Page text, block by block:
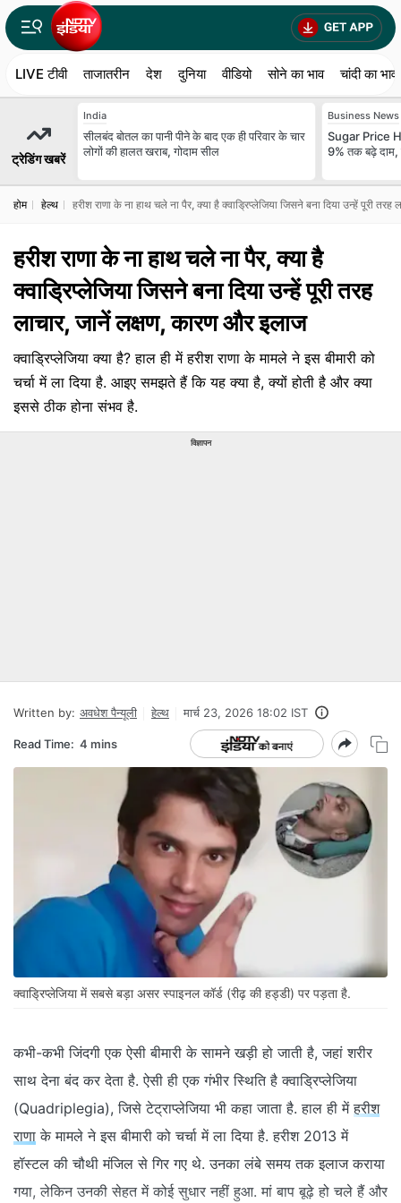
LIVE टीवी ताजातरीन देश दुनिया वीडियो सोने का भाव चांदी का भाव
ट्रेडिंग खबरें
India
सीलबंद बोतल का पानी पीने के बाद एक ही परिवार के चार
लोगों की हालत खराब, गोदाम सील
Business News
Sugar Price
9% तक बढ़े दाम,
होम हेल्थ हरीश राणा के ना हाथ चले ना पैर, क्या है क्वाड्रिप्लेजिया जिसने बना दिया उन्हें पूरी
हरीश राणा के ना हाथ चले ना पैर, क्या है
क्वाड्रिप्लेजिया जिसने बना दिया उन्हें पूरी तरह
लाचार, जानें लक्षण, कारण और इलाज
क्वाड्रिप्लेजिया क्या है? हाल ही में हरीश राणा के मामले ने इस बीमारी को
चर्चा में ला दिया है. आइए समझते हैं कि यह क्या है, क्यों होती है और क्या
इससे ठीक होना संभव है.
विज्ञापन
Written by: अवधेश पैन्यूली हेल्थ मार्च 23, 2026 18:02 IST
Read Time: 4 mins
क्वाड्रिप्लेजिया में सबसे बड़ा असर स्पाइनल कॉर्ड (रीढ़ की हड्डी) पर पड़ता है.
कभी-कभी जिंदगी एक ऐसी बीमारी के सामने खड़ी हो जाती है, जहां शरीर
साथ देना बंद कर देता है. ऐसी ही एक गंभीर स्थिति है क्वाड्रिप्लेजिया
(Quadriplegia), जिसे टेट्राप्लेजिया भी कहा जाता है. हाल ही मेंहरीश
राणा के मामले ने इस बीमारी को चर्चा में ला दिया है. हरीश 2013 में
हॉस्टल की चौथी मंजिल से गिर गए थे. उनका लंबे समय तक इलाज कराया
गया, लेकिन उनकी सेहत में कोई सुधार नहीं हुआ. मां बाप बूढ़े हो चले हैं और